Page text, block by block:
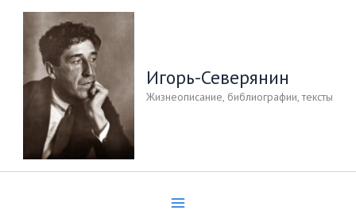
Перейти
содержимому
Игорь-Северянин
Жизнеописание, библиографии, тексты